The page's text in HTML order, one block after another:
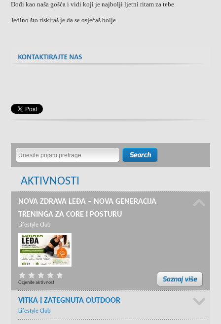
Dođi kao naša gošća i vidi koji je najbolji ljetni ritam za tebe.
Jedino što riskiraš je da se osjećaš bolje.
AKTIVNOSTI
NOVA ZDRAVA LEĐA – NOVA GENERACIJA
TRENINGA ZA CORE I POSTURU
Lifestyle Club
Ocjenite aktivnost
VITKA I ZATEGNUTA OUTDOOR
Lifestyle Club